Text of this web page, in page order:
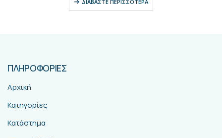
ΔΙΑΒΆΣΤΕ ΠΕΡΙΣΣΌΤΕΡΑ
ΠΛΗΡΟΦΟΡΙΕΣ
Αρχική
Κατηγορίες
Κατάστημα